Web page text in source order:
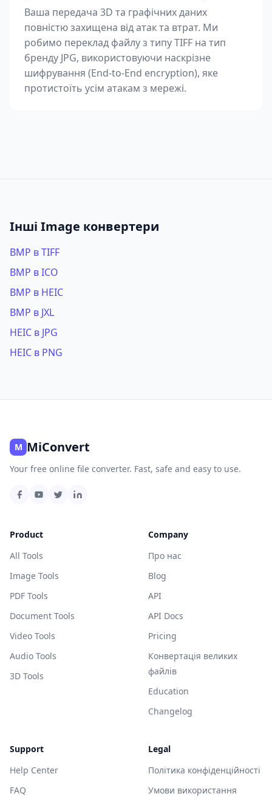
Ваша передача 3D та графічних даних
повністю захищена від атак та втрат. Ми
робимо переклад файлу з типу TIFF на тип
бренду JPG, використовуючи наскрізне
шифрування (End-to-End encryption), яке
протистоїть усім атакам з мережі.
Інші Image конвертери
BMP в TIFF
BMP в ICO
BMP в HEIC
BMP в JXL
HEIC в JPG
HEIC в PNG
M MiConvert
Your free online file converter. Fast, safe and easy to use.
Product
All Tools
Image Tools
PDF Tools
Document Tools
Video Tools
Audio Tools
3D Tools
Company
Про нас
Blog
API
API Docs
Pricing
Конвертація великих
файлів
Education
Changelog
Support
Help Center
FAQ
Legal
Політика конфіденційності
Умови використання